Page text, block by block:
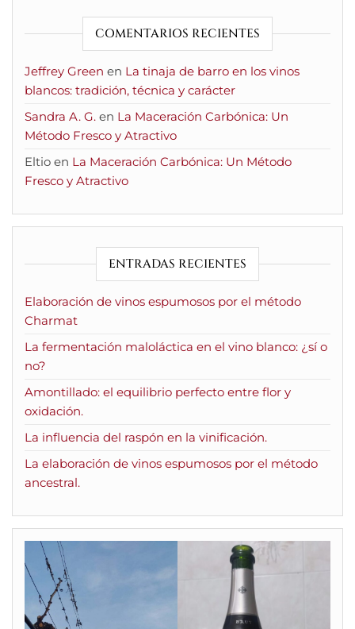
COMENTARIOS RECIENTES
Jeffrey Green en La tinaja de barro en los vinos
blancos: tradición, técnica y carácter
Sandra A. G. en La Maceración Carbónica: Un
Método Fresco y Atractivo
Eltio en La Maceración Carbónica: Un Método
Fresco y Atractivo
ENTRADAS RECIENTES
Elaboración de vinos espumosos por el método
Charmat
La fermentación maloláctica en el vino blanco: ¿sí o
no?
Amontillado: el equilibrio perfecto entre flor y
oxidación.
La influencia del raspón en la vinificación.
La elaboración de vinos espumosos por el método
ancestral.